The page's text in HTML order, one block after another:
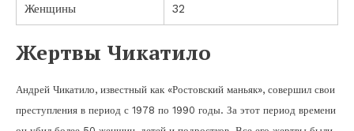
Женщины 32
Жертвы Чикатило
Андрей Чикатило, известный как «Ростовский маньяк», совершил свои
преступления в период с 1978 по 1990 годы. За этот период времени